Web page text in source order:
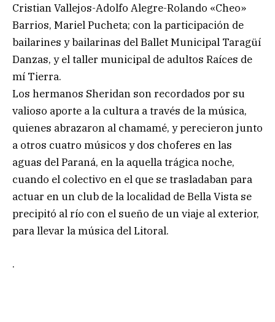
Cristian Vallejos-Adolfo Alegre-Rolando «Cheo»
Barrios, Mariel Pucheta; con la participación de
bailarines y bailarinas del Ballet Municipal Taragüí
Danzas, y el taller municipal de adultos Raíces de
mí Tierra.
Los hermanos Sheridan son recordados por su
valioso aporte a la cultura a través de la música,
quienes abrazaron al chamamé, y perecieron junto
a otros cuatro músicos y dos choferes en las
aguas del Paraná, en la aquella trágica noche,
cuando el colectivo en el que se trasladaban para
actuar en un club de la localidad de Bella Vista se
precipitó al río con el sueño de un viaje al exterior,
para llevar la música del Litoral.
.